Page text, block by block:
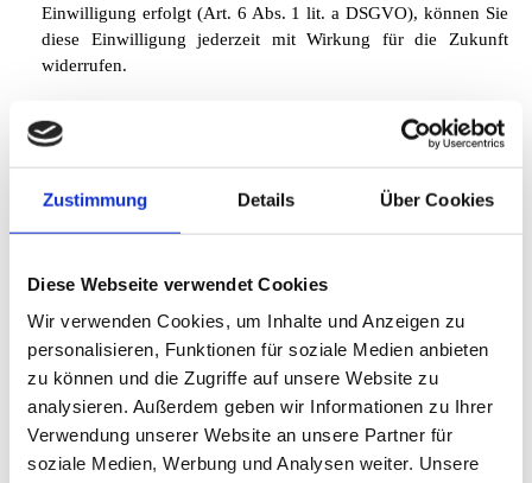
Zustimmung Details Über Cookies
Diese Webseite verwendet Cookies
Wir verwenden Cookies, um Inhalte und Anzeigen zu
personalisieren, Funktionen für soziale Medien anbieten
zu können und die Zugriffe auf unsere Website zu
analysieren. Außerdem geben wir Informationen zu Ihrer
Verwendung unserer Website an unsere Partner für
soziale Medien, Werbung und Analysen weiter. Unsere
Einwilligung erfolgt (Art. 6 Abs. 1 lit. a DSGVO), können Sie
diese Einwilligung jederzeit mit Wirkung für die Zukunft
widerrufen.
Technische und organisatorische Sicherheit
Wir setzen technische und organisatorische
Sicherheitsmaßnahmen ein, um Ihre Daten gegen
Manipulation, Verlust, Zerstörung oder gegen den Zugriff
Änderungen dieser Datenschutzerklärung
damit sie stets den aktuellen rechtlichen Anforderungen
entspricht oder Änderungen unserer Leistungen umzusetzen.
Für Ihren erneuten Besuch gilt dann die neue
Datenschutzerklärung.
Diese Webseite verwendet Cookies. Wir verwenden Cookies,